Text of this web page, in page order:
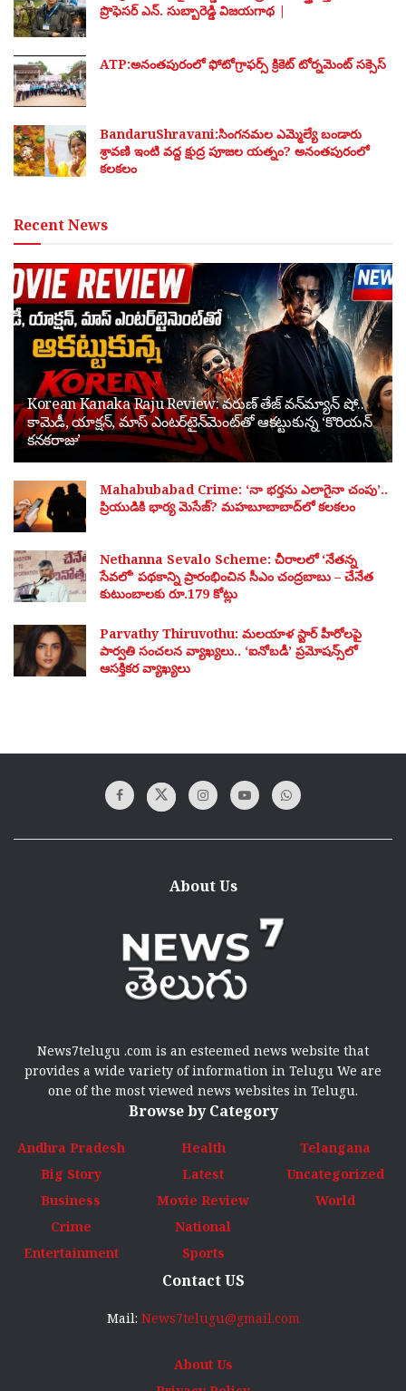
ప్రొఫెసర్ ఎన్. సుబ్బారెడ్డి విజయగాథ |
ATP:అనంతపురంలో ఫోటోగ్రాఫర్స్ క్రికెట్ టోర్నమెంట్ సక్సెస్
BandaruShravani:సింగనమల ఎమ్మెల్యే బండారు
శ్రావణి ఇంటి వద్ద క్షుద్ర పూజల యత్నం? అనంతపురంలో
కలకలం
Recent News
Korean Kanaka Raju Review: వరుణ్ తేజ్ వన్‌మ్యాన్ షో..
కామెడీ, యాక్షన్, మాస్ ఎంటర్‌టైన్‌మెంట్‌తో ఆకట్టుకున్న ‘కొరియన్
కనకరాజు’
Mahabubabad Crime: ‘నా భర్తను ఎలాగైనా చంపు’..
ప్రియుడికి భార్య మెసేజ్? మహబూబాబాద్‌లో కలకలం
Nethanna Sevalo Scheme: చీరాలలో ‘నేతన్న
సేవలో’ పథకాన్ని ప్రారంభించిన సీఎం చంద్రబాబు – చేనేత
కుటుంబాలకు రూ.179 కోట్లు
Parvathy Thiruvothu: మలయాళ స్టార్ హీరోలపై
పార్వతి సంచలన వ్యాఖ్యలు.. ‘ఐనోబడీ’ ప్రమోషన్స్‌లో
ఆసక్తికర వ్యాఖ్యలు
About Us
News7telugu .com is an esteemed news website that
provides a wide variety of information in Telugu We are
one of the most viewed news websites in Telugu.
Browse by Category
Andhra Pradesh
Big Story
Business
Crime
Entertainment
Health
Latest
Movie Review
National
Sports
Telangana
Uncategorized
World
Contact US
Mail: News7telugu@gmail.com
About Us